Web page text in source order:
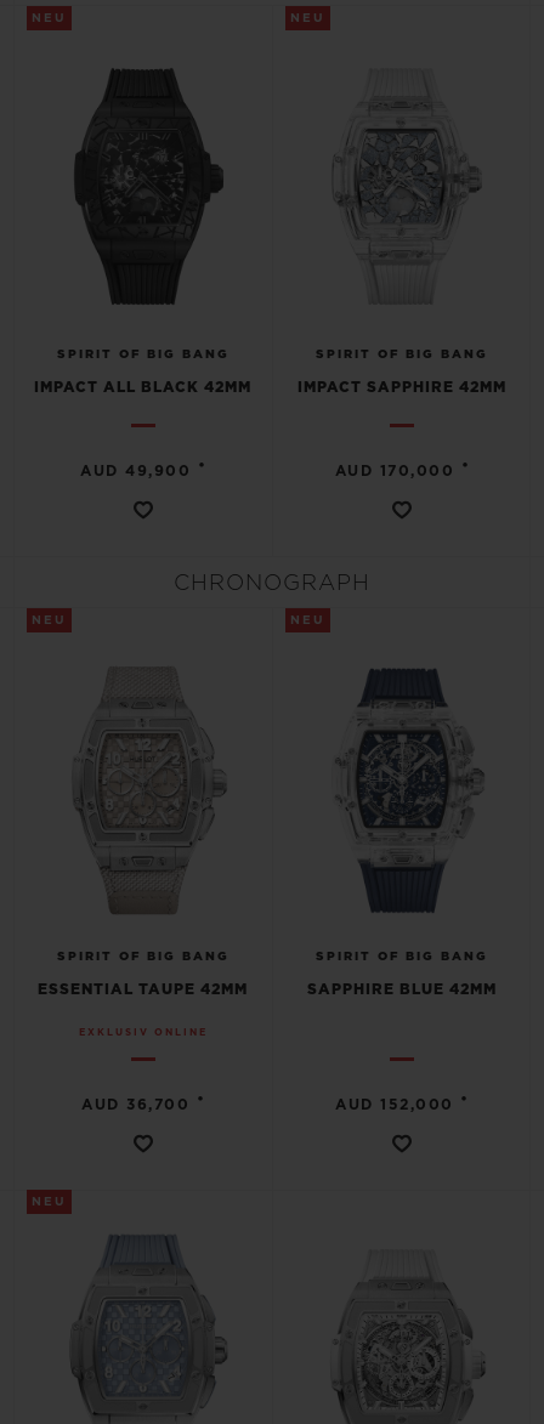
NEU
SPIRIT OF BIG BANG
IMPACT ALL BLACK 42MM
AUD 49,900 •
NEU
SPIRIT OF BIG BANG
IMPACT SAPPHIRE 42MM
AUD 170,000 •
CHRONOGRAPH
NEU
SPIRIT OF BIG BANG
ESSENTIAL TAUPE 42MM
EXKLUSIV ONLINE
AUD 36,700 •
NEU
SPIRIT OF BIG BANG
SAPPHIRE BLUE 42MM
AUD 152,000 •
NEU
EXKLUSIVE DIENSTLEISTUNGEN
5+5-GARANTIE
HUBLOTISTA UND GARANTIEVERLÄNGERUNG
KOSTENLOSE LIEFERUNG & RÜCKSENDUNGEN
GESCHENKBEUTEL
KONTAKT